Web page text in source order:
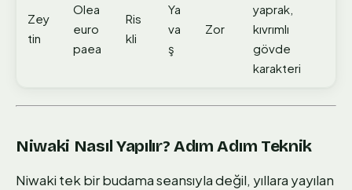
Zey
tin
Olea
euro
paea
Ris
kli
Ya
va
ş
Zor
yaprak,
kıvrımlı
gövde
karakteri
Niwaki Nasıl Yapılır? Adım Adım Teknik
Niwaki tek bir budama seansıyla değil, yıllara yayılan